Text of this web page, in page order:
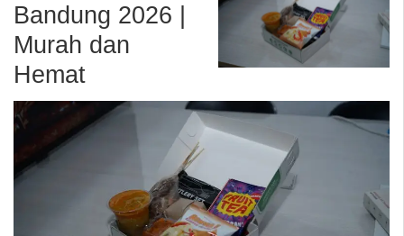
Bandung 2026 |
Murah dan
Hemat